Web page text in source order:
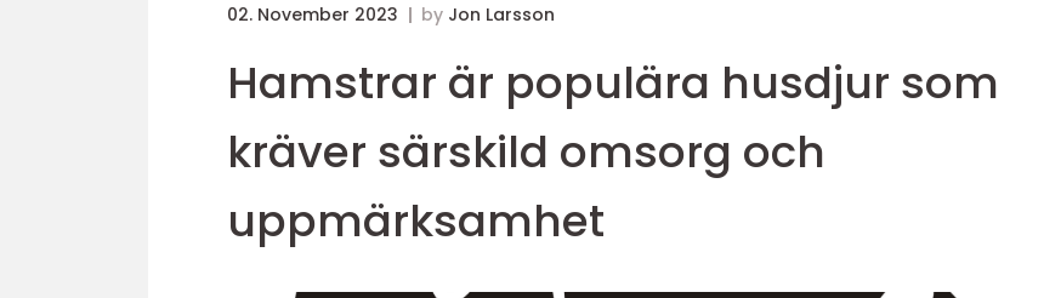
02. November 2023 by Jon Larsson
Hamstrar är populära husdjur som
kräver särskild omsorg och
uppmärksamhet